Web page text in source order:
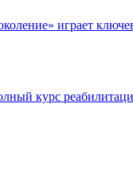
играет
курс